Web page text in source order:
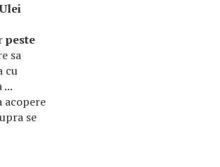
Ulei
peste
sa
cu
...
acopere
se